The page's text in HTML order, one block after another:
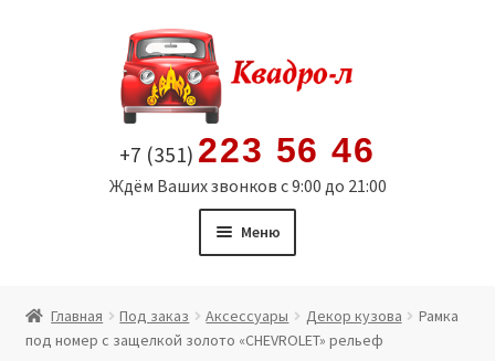
содержимому
+7 (351) 223 56 46
Ждём Ваших звонков с 9:00 до 21:00
Меню
Витрина
Главная Под заказ Аксессуары Декор кузова
Рамка
под номер с защелкой золото «CHEVROLET» рельеф